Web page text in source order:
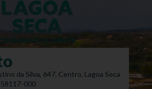
da Silva, 647, Centro, Lagoa Seca
58117-000